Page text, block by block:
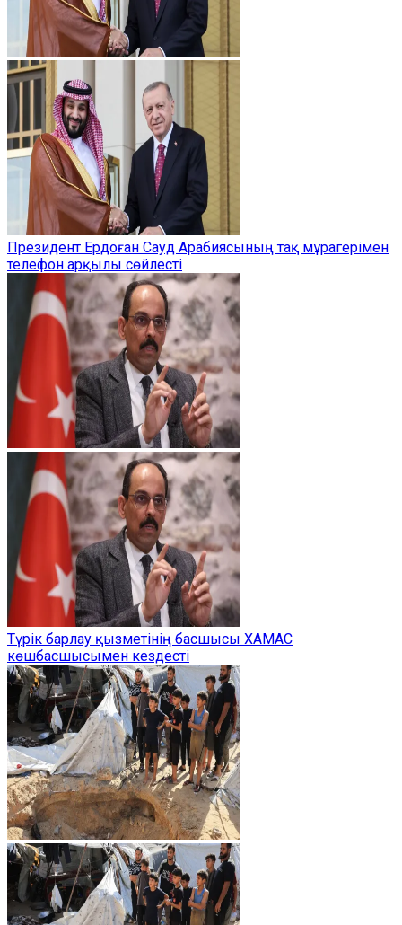
Президент Ердоған Сауд Арабиясының тақ мұрагерімен
телефон арқылы сөйлесті
Түрік барлау қызметінің басшысы ХАМАС
көшбасшысымен кездесті